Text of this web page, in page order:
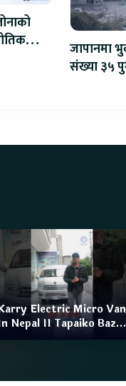
जापानमा
संख्या ३५
Electric Micro Van
Nepal II Tapaiko Bazar
Jankari Kendra